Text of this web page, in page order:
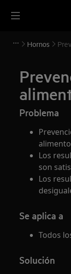
Hornos
Problema
Los
son
Los
Se aplica a
Todos
Solución